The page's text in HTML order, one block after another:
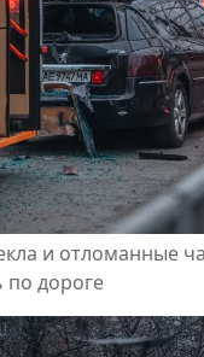
и отломанные
по дороге